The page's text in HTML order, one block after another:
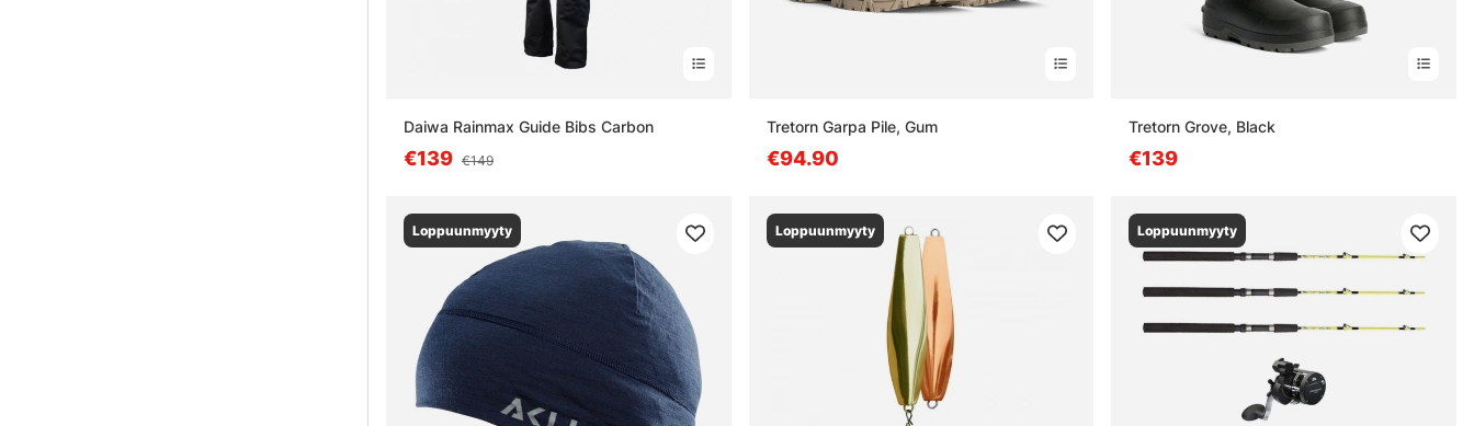
Daiwa Rainmax Guide Bibs Carbon
€139 €149
Tretorn Garpa Pile, Gum
€94.90
Tretorn Grove, Black
€139
Loppuunmyyty Loppuunmyyty Loppuunmyyty